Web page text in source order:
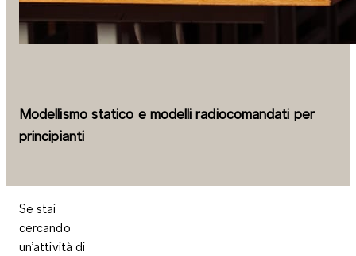
Modellismo statico e modelli radiocomandati per
principianti
Se stai
cercando
un’attività di